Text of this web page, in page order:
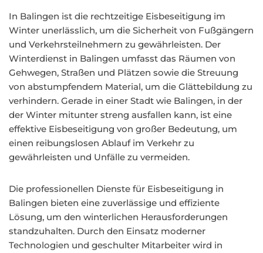
In Balingen ist die rechtzeitige Eisbeseitigung im
Winter unerlässlich, um die Sicherheit von Fußgängern
und Verkehrsteilnehmern zu gewährleisten. Der
Winterdienst in Balingen umfasst das Räumen von
Gehwegen, Straßen und Plätzen sowie die Streuung
von abstumpfendem Material, um die Glättebildung zu
verhindern. Gerade in einer Stadt wie Balingen, in der
der Winter mitunter streng ausfallen kann, ist eine
effektive Eisbeseitigung von großer Bedeutung, um
einen reibungslosen Ablauf im Verkehr zu
gewährleisten und Unfälle zu vermeiden.
Die professionellen Dienste für Eisbeseitigung in
Balingen bieten eine zuverlässige und effiziente
Lösung, um den winterlichen Herausforderungen
standzuhalten. Durch den Einsatz moderner
Technologien und geschulter Mitarbeiter wird in